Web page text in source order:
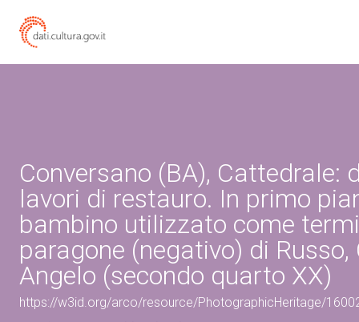
Conversano (BA), Cattedrale:
lavori di restauro. In primo
bambino utilizzato come
paragone (negativo) di
Angelo (secondo quarto XX)
https://w3id.org/arco/resource/PhotographicHeritage/